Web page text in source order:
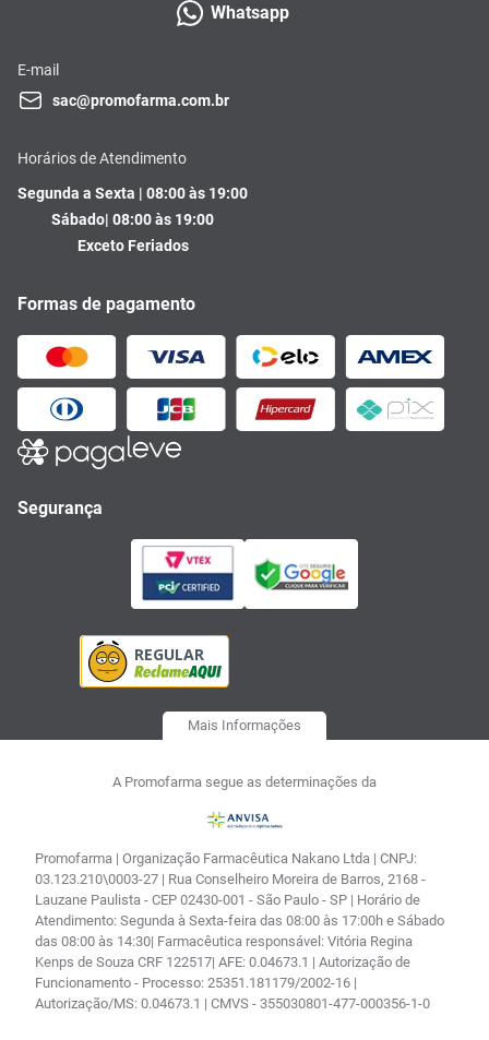
Whatsapp
E-mail
sac@promofarma.com.br
Horários de Atendimento
Segunda a Sexta | 08:00 às 19:00
Sábado| 08:00 às 19:00
Exceto Feriados
Formas de pagamento
Segurança
Mais Informações
A Promofarma segue as determinações da
Promofarma | Organização Farmacêutica Nakano Ltda | CNPJ:
03.123.210\0003-27 | Rua Conselheiro Moreira de Barros, 2168 -
Lauzane Paulista - CEP 02430-001 - São Paulo - SP | Horário de
Atendimento: Segunda à Sexta-feira das 08:00 às 17:00h e Sábado
das 08:00 às 14:30| Farmacêutica responsável: Vitória Regina
Kenps de Souza CRF 122517| AFE: 0.04673.1 | Autorização de
Funcionamento - Processo: 25351.181179/2002-16 |
Autorização/MS: 0.04673.1 | CMVS - 355030801-477-000356-1-0